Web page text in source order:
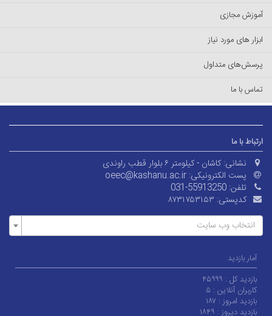
آموزش مجازی
ابزار های مورد نیاز
پرسش‌های متداول
تماس با ما
ارتباط با ما
نشانی: کاشان - کیلومتر ۶ بلوار قطب راوندی
پست الکترونیکی: oeec@kashanu.ac.ir
تلفن: 031-55913250
کدپستی: ۸۷۳۱۷۵۳۱۵۳
انتخاب وب سایت
آمار بازدید
بازدید کل : ۴۵۹۹۹
کاربران آنلاین : ۵
بازدید امروز : ۱۸۷
بازدید دیروز : ۱۸۴۹